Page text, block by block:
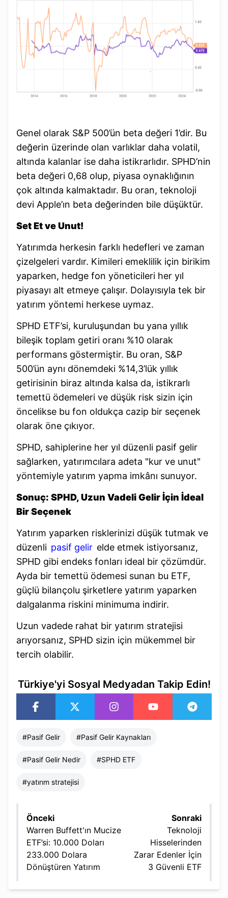
Genel olarak S&P 500’ün beta değeri 1’dir. Bu
değerin üzerinde olan varlıklar daha volatil,
altında kalanlar ise daha istikrarlıdır. SPHD’nin
beta değeri 0,68 olup, piyasa oynaklığının
çok altında kalmaktadır. Bu oran, teknoloji
devi Apple’ın beta değerinden bile düşüktür.
Set Et ve Unut!
Yatırımda herkesin farklı hedefleri ve zaman
çizelgeleri vardır. Kimileri emeklilik için birikim
yaparken, hedge fon yöneticileri her yıl
piyasayı alt etmeye çalışır. Dolayısıyla tek bir
yatırım yöntemi herkese uymaz.
SPHD ETF’si, kuruluşundan bu yana yıllık
bileşik toplam getiri oranı %10 olarak
performans göstermiştir. Bu oran, S&P
500’ün aynı dönemdeki %14,3’lük yıllık
getirisinin biraz altında kalsa da, istikrarlı
temettü ödemeleri ve düşük risk sizin için
öncelikse bu fon oldukça cazip bir seçenek
olarak öne çıkıyor.
SPHD, sahiplerine her yıl düzenli pasif gelir
sağlarken, yatırımcılara adeta "kur ve unut"
yöntemiyle yatırım yapma imkânı sunuyor.
Sonuç: SPHD, Uzun Vadeli Gelir İçin İdeal
Bir Seçenek
Yatırım yaparken risklerinizi düşük tutmak ve
düzenli pasif gelir elde etmek istiyorsanız,
SPHD gibi endeks fonları ideal bir çözümdür.
Ayda bir temettü ödemesi sunan bu ETF,
güçlü bilançolu şirketlere yatırım yaparken
dalgalanma riskini minimuma indirir.
Uzun vadede rahat bir yatırım stratejisi
arıyorsanız, SPHD sizin için mükemmel bir
tercih olabilir.
Türkiye'yi Sosyal Medyadan Takip Edin!
#Pasif Gelir #Pasif Gelir Kaynakları
#Pasif Gelir Nedir #SPHD ETF
#yatırım stratejisi
Önceki
Warren Buffett'ın Mucize
ETF’si: 10.000 Doları
233.000 Dolara
Dönüştüren Yatırım
Sonraki
Teknoloji
Hisselerinden
Zarar Edenler İçin
3 Güvenli ETF